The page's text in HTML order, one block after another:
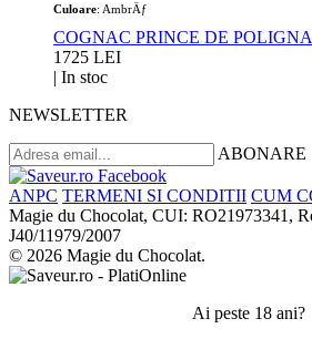
Culoare: AmbrÄƒ
COGNAC PRINCE DE
1725 LEI
| In stoc
NEWSLETTER
ABONARE
ANPC TERMENI SI CONDITII CUM
Magie du Chocolat, CUI: RO21973341,
J40/11979/2007
© 2026 Magie du Chocolat.
Ai peste 18 ani?